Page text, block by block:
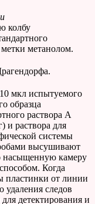
колбу
метанолом.
мкл испытуемого
образца
раствора А
и раствора для
системы
высушивают
насыщенную камеру
Когда
пластинки от линии
удаления следов
детектирования и